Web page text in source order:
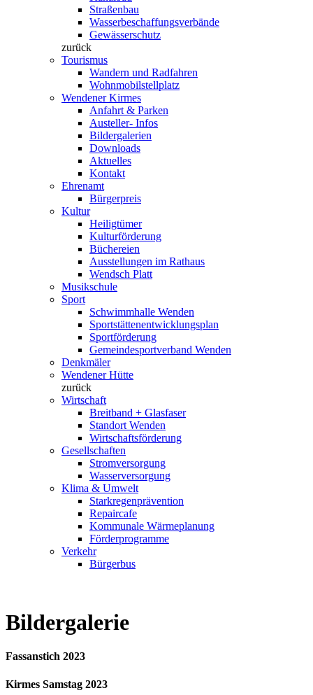
Straßenbau
Wasserbeschaffungsverbände
Gewässerschutz
zurück
Tourismus
Wandern und Radfahren
Wohnmobilstellplatz
Wendener Kirmes
Anfahrt & Parken
Austeller- Infos
Bildergalerien
Downloads
Aktuelles
Kontakt
Ehrenamt
Bürgerpreis
Kultur
Heiligtümer
Kulturförderung
Büchereien
Ausstellungen im Rathaus
Wendsch Platt
Musikschule
Sport
Schwimmhalle Wenden
Sportstättenentwicklungsplan
Sportförderung
Gemeindesportverband Wenden
Denkmäler
Wendener Hütte
zurück
Wirtschaft
Breitband + Glasfaser
Standort Wenden
Wirtschaftsförderung
Gesellschaften
Stromversorgung
Wasserversorgung
Klima & Umwelt
Starkregenprävention
Repaircafe
Kommunale Wärmeplanung
Förderprogramme
Verkehr
Bürgerbus
Bildergalerie
Fassanstich 2023
Kirmes Samstag 2023